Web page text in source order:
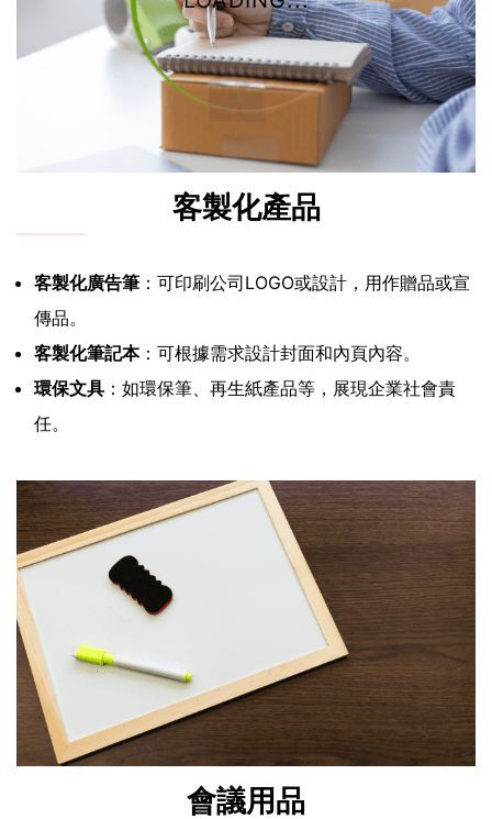
客製化產品
客製化廣告筆 ：可印刷公司LOGO或設計，用作贈品或宣
傳品。
客製化筆記本：可根據需求設計封面和內頁內容。
環保文具 ：如環保筆、再生紙產品等，展現企業社會責
任。
會議用品